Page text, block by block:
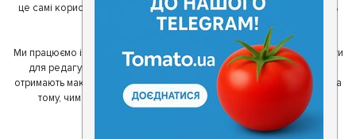
це самі користувачі, які діляться своїми враженнями і допомагають
один одному у виборі кращих місць.
Ми працюємо і з ресторанами. Для них ми надаємо зручні інструменти
для редагування інформації про себе - в результаті відвідувачі
отримають максимум інформації, а ресторан зможе зосередитися на
тому, чим він любить займатися більше всього - смачній їжі.